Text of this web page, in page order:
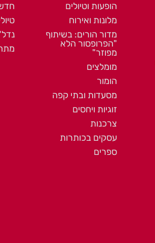
הופעות וטיולים
מלונות ואירוח
מדור הורים: בשיתוף
"הפרופסור הלא
מפוזר"
מומלצים
הומור
מסעדות ובתי קפה
זוגיות ויחסים
צרכנות
עסקים בכותרות
ספרים